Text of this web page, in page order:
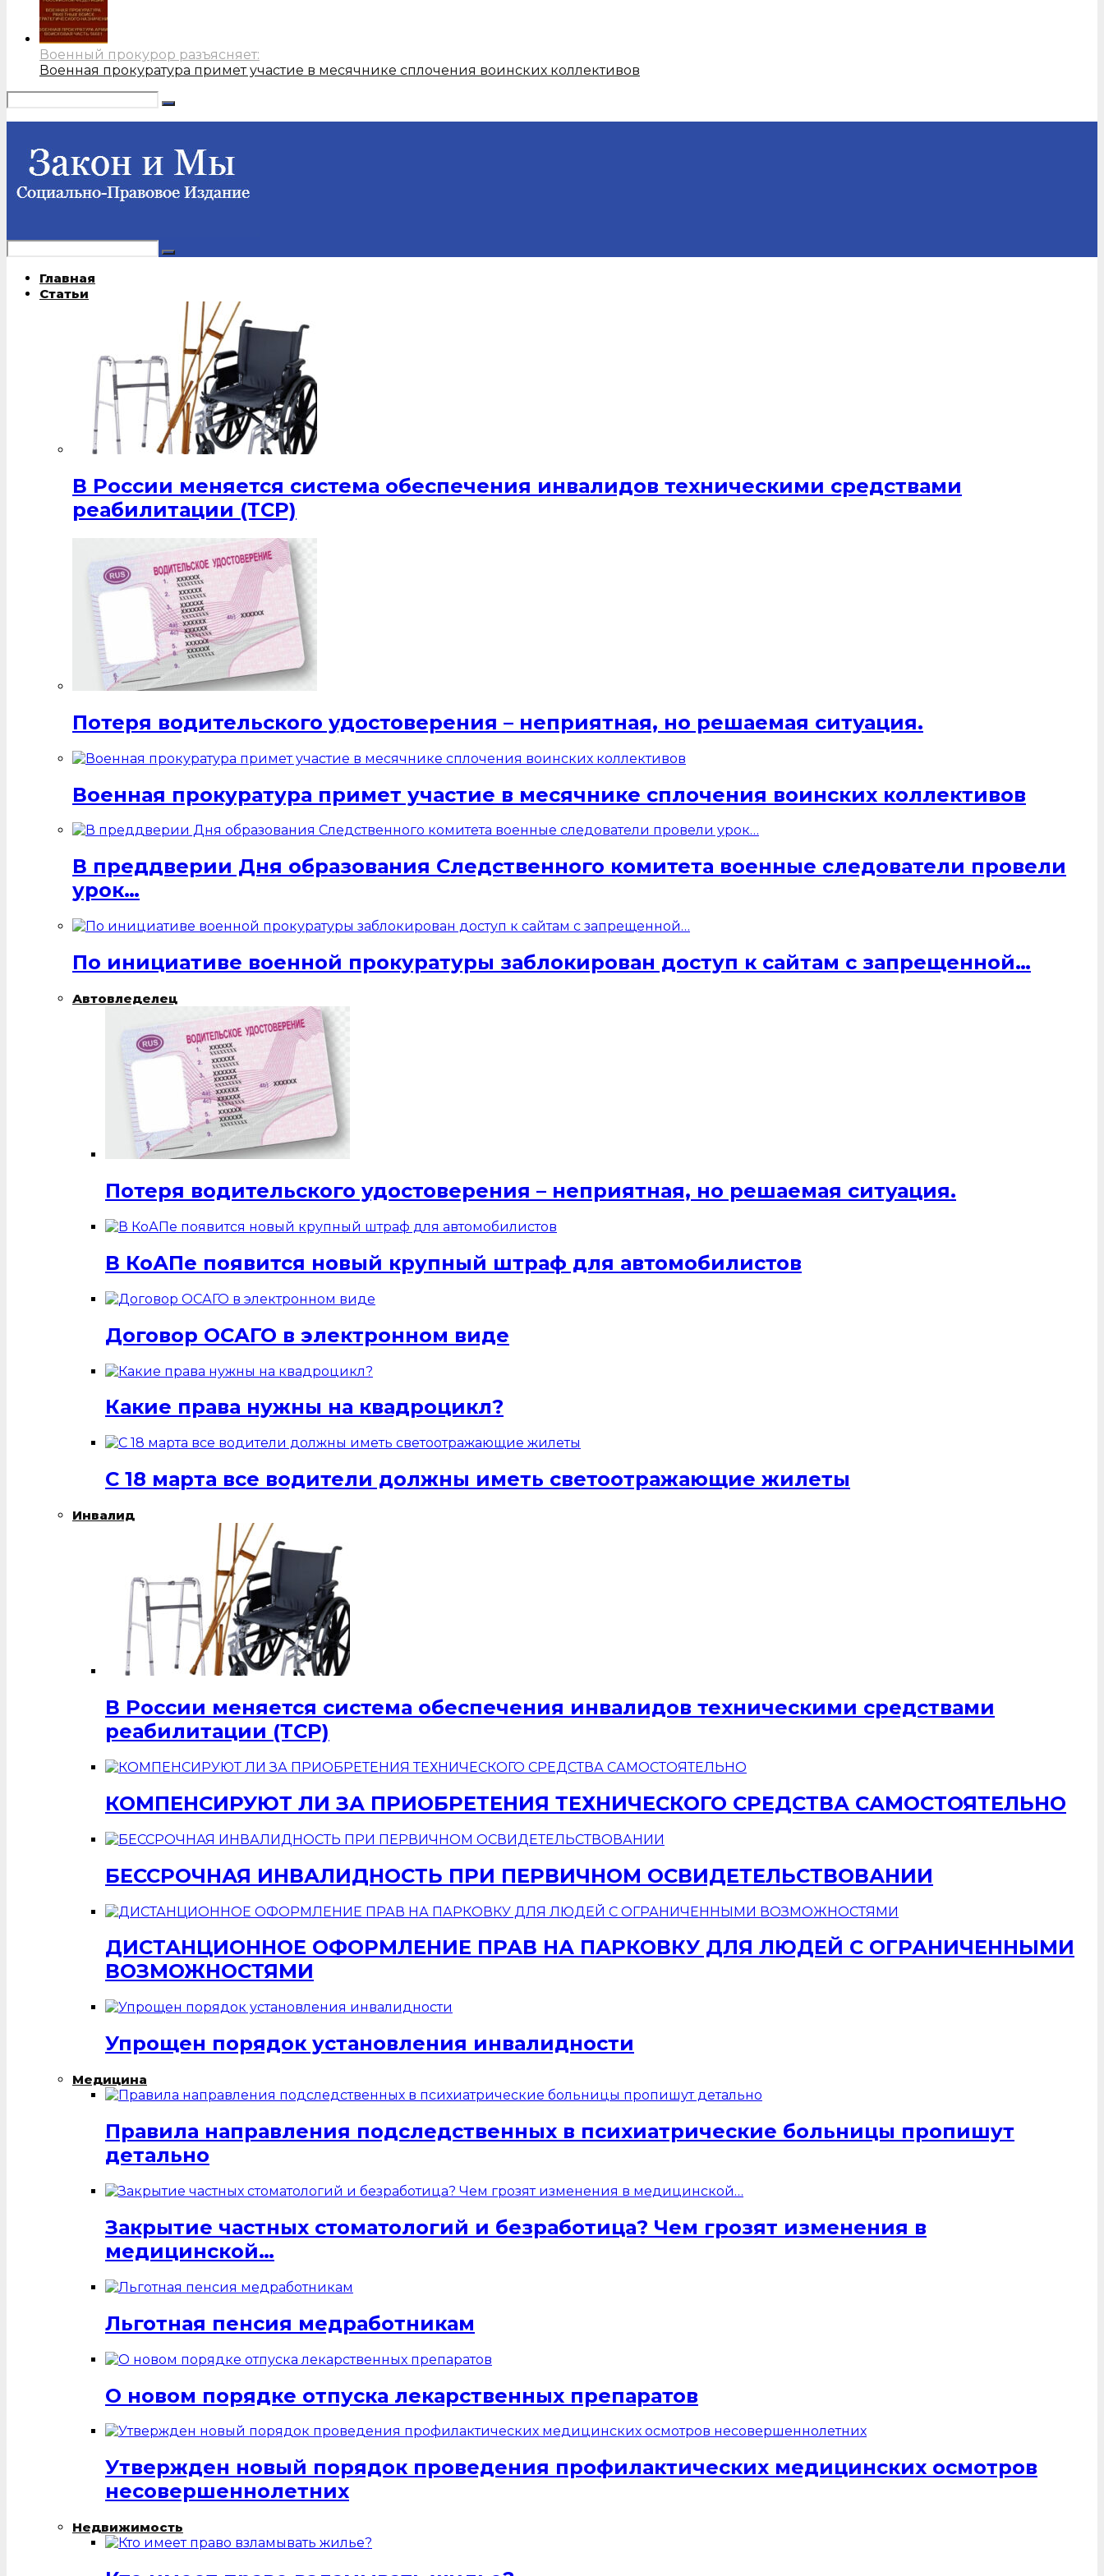
Военный прокурор разъясняет:
Военная прокуратура примет участие в месячнике сплочения воинских коллективов
Главная
Статьи
В России меняется система обеспечения инвалидов техническими средствами
реабилитации (ТСР)
Потеря водительского удостоверения – неприятная, но решаемая ситуация.
Военная прокуратура примет участие в месячнике сплочения воинских коллективов
В преддверии Дня образования Следственного комитета военные следователи провели
урок…
По инициативе военной прокуратуры заблокирован доступ к сайтам с запрещенной…
Автовледелец
Потеря водительского удостоверения – неприятная, но решаемая ситуация.
В КоАПе появится новый крупный штраф для автомобилистов
Договор ОСАГО в электронном виде
Какие права нужны на квадроцикл?
С 18 марта все водители должны иметь светоотражающие жилеты
Инвалид
В России меняется система обеспечения инвалидов техническими средствами
реабилитации (ТСР)
КОМПЕНСИРУЮТ ЛИ ЗА ПРИОБРЕТЕНИЯ ТЕХНИЧЕСКОГО СРЕДСТВА САМОСТОЯТЕЛЬНО
БЕССРОЧНАЯ ИНВАЛИДНОСТЬ ПРИ ПЕРВИЧНОМ ОСВИДЕТЕЛЬСТВОВАНИИ
ДИСТАНЦИОННОЕ ОФОРМЛЕНИЕ ПРАВ НА ПАРКОВКУ ДЛЯ ЛЮДЕЙ С ОГРАНИЧЕННЫМИ
ВОЗМОЖНОСТЯМИ
Упрощен порядок установления инвалидности
Медицина
Правила направления подследственных в психиатрические больницы пропишут
детально
Закрытие частных стоматологий и безработица? Чем грозят изменения в
медицинской…
Льготная пенсия медработникам
О новом порядке отпуска лекарственных препаратов
Утвержден новый порядок проведения профилактических медицинских осмотров
несовершеннолетних
Недвижимость